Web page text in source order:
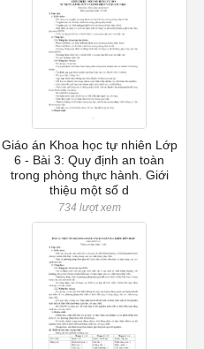
Giáo án Khoa học tự nhiên Lớp
6 - Bài 3: Quy định an toàn
trong phòng thực hành. Giới
thiệu một số d
734 lượt xem